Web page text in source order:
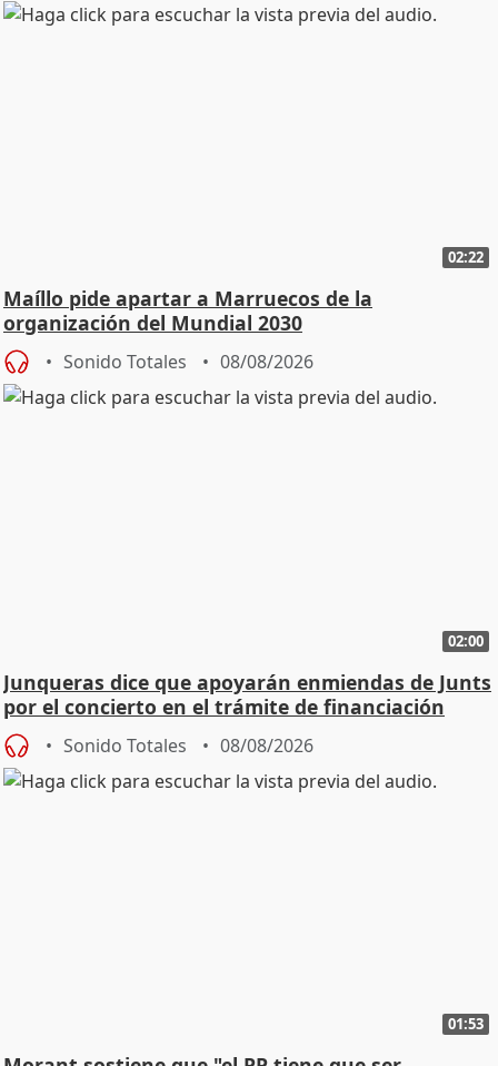
02:22
Maíllo pide apartar a Marruecos de la
organización del Mundial 2030
Sonido Totales 08/08/2026
02:00
Junqueras dice que apoyarán enmiendas de Junts
por el concierto en el trámite de financiación
Sonido Totales 08/08/2026
01:53